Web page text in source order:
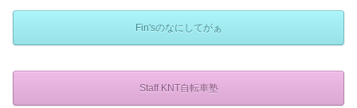
Fin'sのなにしてがぁ
Staff KNT自転車塾